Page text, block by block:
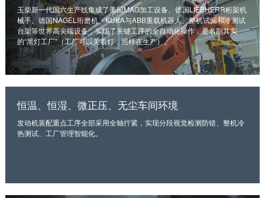
个销售大区、8个船电驻
外营销中心，490多家服
务代理商，44家船电销
服一体代理商，1500多
个服务网点
获取更多帮助
联系我们
销售服务热线：
0775-3220350
24小时售后服务热线：
玉柴新一代国六生产线集成了美国MAG加工设备、德国LIEBHERR桁架机
械手、德国NAGEL珩磨机、KUKA与ABB重载机器人、整机试漏和冷测试
台架等世界高尖端设备，实现了关键工序的全自动化操作，是名副其实
的“黑灯工厂”（工厂可以关着灯，照样在生产）。
恒温、恒湿、微正压、无尘车间环境
发动机装配重点工序全部采用全轴拧紧，实现分段视觉检测防错、整机冷
热测试、工厂管理智能化。